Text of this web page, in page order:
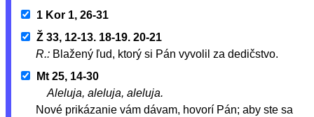
1 Kor 1, 26-31
Ž 33, 12-13. 18-19. 20-21
R.: Blažený ľud, ktorý si Pán vyvolil za dedičstvo.
Mt 25, 14-30
Aleluja, aleluja, aleluja.
Nové prikázanie vám dávam, hovorí Pán; aby ste sa